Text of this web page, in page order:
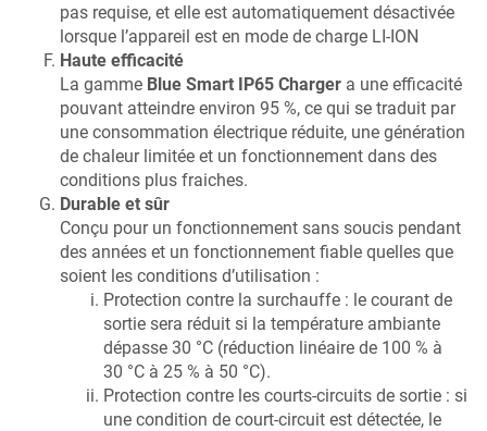
pas requise, et elle est automatiquement désactivée
lorsque l’appareil est en mode de charge LI-ION
Haute efficacité
La gamme Blue Smart IP65 Charger a une efficacité
pouvant atteindre environ 95 %, ce qui se traduit par
une consommation électrique réduite, une génération
de chaleur limitée et un fonctionnement dans des
conditions plus fraiches.
Durable et sûr
Conçu pour un fonctionnement sans soucis pendant
des années et un fonctionnement fiable quelles que
soient les conditions d’utilisation :
Protection contre la surchauffe : le courant de
sortie sera réduit si la température ambiante
dépasse 30 °C (réduction linéaire de 100 % à
30 °C à 25 % à 50 °C).
Protection contre les courts-circuits de sortie : si
une condition de court-circuit est détectée, le